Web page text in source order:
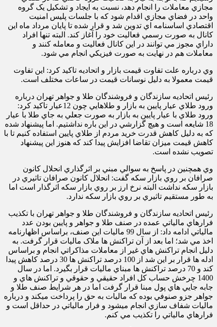
مجازي معاملات را انجام دهد، نسبت به ايجاد و تشکيل يک گروه
واحد در فضاي مجازي اقدام شود که با جلسات پليس امنيت
اقتصادي اساسنامه اي تدوين شد و قرار شده تا پايان مرداد ماه اين
کانال به صورت رسمي فعاليت خود را آغاز کند. البته تنها افراد
داراي مجوز مي توانند در اين کانال فعاليت و معامله کنند و
معاملات هم در نهايت به صورت فيزيکي انجام مي شود.
وي درباره علت تفاوت قيمت بازار و اتحاديه تاکيد کرد: اين تفاوت
قيمت معمولا به دليل نوسانات قيمت در ساعات مختلف است.
رئيس اتحاديه سازندگان و فروشندگان طلا و جواهر تهران درباره
ورود طلاي عيار پايين به بازار و طلاهايي چون 12عيار تاکيد کرد:
ورود طلاي با عيار پايين به بازار به صورت جعلي به جاي طلا با عيار
18 شايعه است و هيچ گزارشي در اين باره نداشتيم. اما پيشنهاد شده
که به دليل کاهش قدرت خريد مردم از طلاي پايين استفاده کنيم تا با
کاهش قيمت ميزان تقاضا افزايش پيدا کند که هنوز اين پيشنهاد
تصويب نشده است.
وي همچنين در پاسخ به سوالي مبني بر اثرگذاري انحلال کانون
صرافان بر روي بازار سکه گفت: انحلال کانون صرافان تاثيري در
بازار سکه نداشت البته نرخ ارز بر روي بازار سکه اثرگذار است اما
به طور مستقيم تاثيري بر روي بازار سکه ندارد.
رئيس اتحاديه سازندگان و فروشندگان طلا و جواهر تهران با تکذيب
فرارهاي مالياتي عمده در صنف طلا و جواهر و پايين بودن عدد
مالياتي ادامه داد: از سال 99 ماليات اين صنف، براساس اظهارنامه
اخذ مي شد؛ اما بعد از آن تراکنش ها ملاک ماليات قرار گرفت. به
دليل انجام تراکنش هاي غير از معاملات مذاکراتي انجام و براساس
ادله ها قرار بر اين شد از 100 درصد تراکنش ها 30 درصد کاهش پيدا
کند و 70 درصد تراکنش ها مبناي ماليات قرار بگيرد. اما در سال
14
00 چرخش حساب کل افراد حقيقي و حقوقي و تراکنش هاي و
جابه جايي هاي پول مبنا قرار گرفت اما در هر شرايط صنف طلا و
جواهر جزو صنوفي بوده که ماليات به حق را پرداخت ميکند و درباره
ماليات شفاف سازي انجام ميشود و فرار مالياتي در حداقل است و
فرارهاي مالياتي را تکذيب مي کنم.